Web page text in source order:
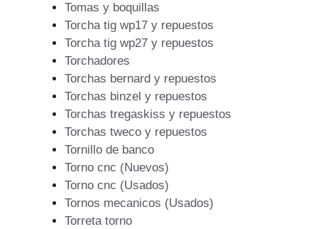
Tomas y boquillas
Torcha tig wp17 y repuestos
Torcha tig wp27 y repuestos
Torchadores
Torchas bernard y repuestos
Torchas binzel y repuestos
Torchas tregaskiss y repuestos
Torchas tweco y repuestos
Tornillo de banco
Torno cnc (Nuevos)
Torno cnc (Usados)
Tornos mecanicos (Usados)
Torreta torno